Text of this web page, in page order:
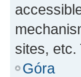
sites, etc.
Góra